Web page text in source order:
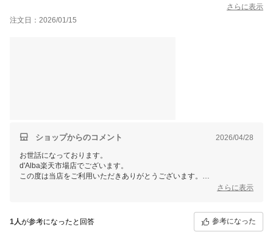
さらに表示
注文日：2026/01/15
ショップからのコメント 2026/04/28
お世話になっております。
d'Alba楽天市場店でございます。
この度は当店をご利用いただきありがとうございます。
商品をお気に召して頂けました様でうれしく思っております。
当店では今後も様々なイベントを予定しておりますので、ご愛顧頂けま
さらに表示
1人が参考になったと回答 参考になった